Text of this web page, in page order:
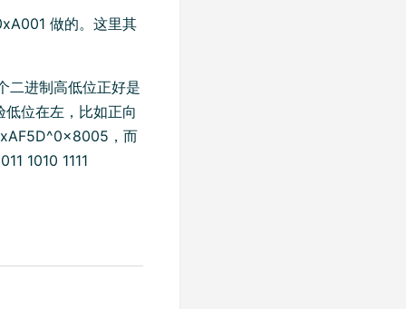
做的。这里其
进制高低位正好是
位在左，比如正向
，而
1010 1111